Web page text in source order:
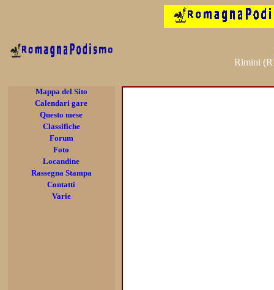
Rimini
Mappa del Sito
Calendari gare
Questo mese
Classifiche
Forum
Foto
Locandine
Rassegna Stampa
Contatti
Varie